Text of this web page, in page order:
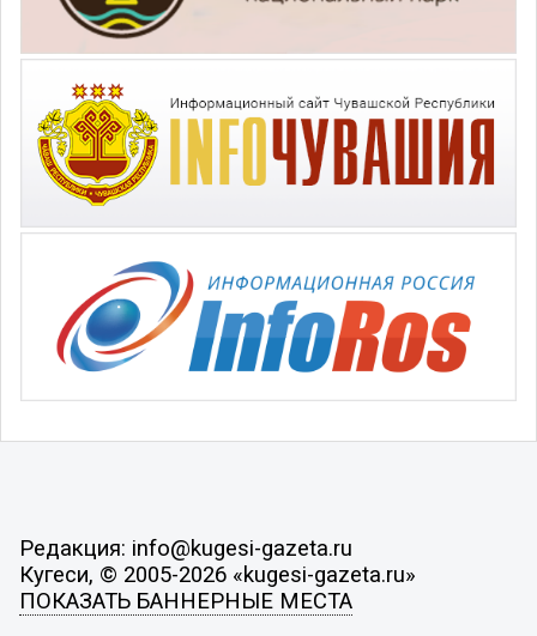
Редакция: info@kugesi-gazeta.ru
Кугеси, © 2005-2026 «kugesi-gazeta.ru»
ПОКАЗАТЬ БАННЕРНЫЕ МЕСТА